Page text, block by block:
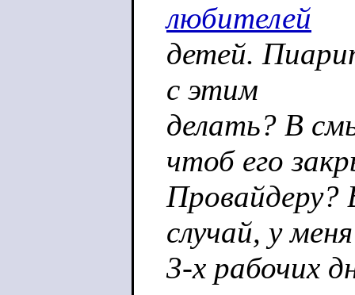
любителей
детей.
с этим
делать? В
чтоб его
Провайдеру?
случай, у
3-х рабочих